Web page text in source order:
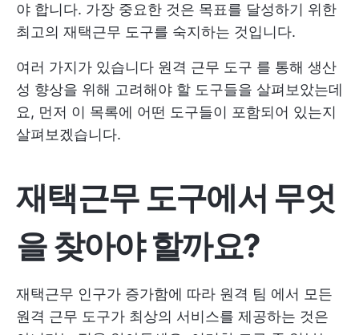
야 합니다. 가장 중요한 것은 목표를 달성하기 위한
최고의 재택근무 도구를 숙지하는 것입니다.
여러 가지가 있습니다 원격 근무 도구 를 통해 생산
성 향상을 위해 고려해야 할 도구들을 살펴보았는데
요, 먼저 이 목록에 어떤 도구들이 포함되어 있는지
살펴보겠습니다.
재택근무 도구에서 무엇
을 찾아야 할까요?
재택근무 인구가 증가함에 따라 원격 팀 에서 모든
원격 근무 도구가 최상의 서비스를 제공하는 것은